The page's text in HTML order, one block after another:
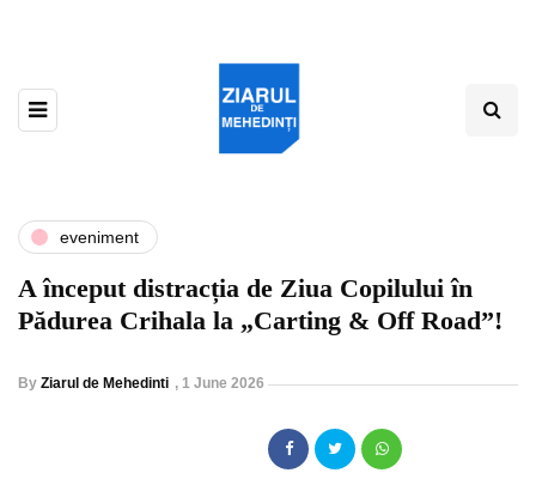
eveniment
A început distracția de Ziua Copilului în
Pădurea Crihala la „Carting & Off Road”!
By Ziarul de Mehedinti , 1 June 2026